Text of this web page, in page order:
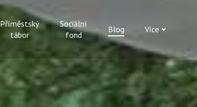
Příměstský
tábor
Sociální
fond
Blog Více